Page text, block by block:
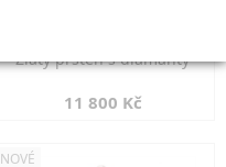
Zlatý prsten s diamanty
11 800 Kč
NOVÉ